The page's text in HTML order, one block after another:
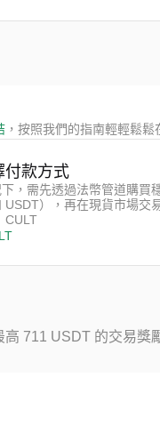
，按照我們的指南輕輕鬆
付款方式
，需先透過法幣管道購買
USDT），再在現貨市場交
CULT
711 USDT 的交易獎